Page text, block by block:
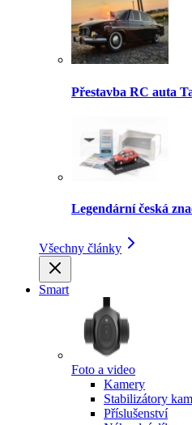
Přestavba RC auta
Legendární česká
Všechny články
Smart
Foto a video
Kamery
Stabilizátory
Příslušenství